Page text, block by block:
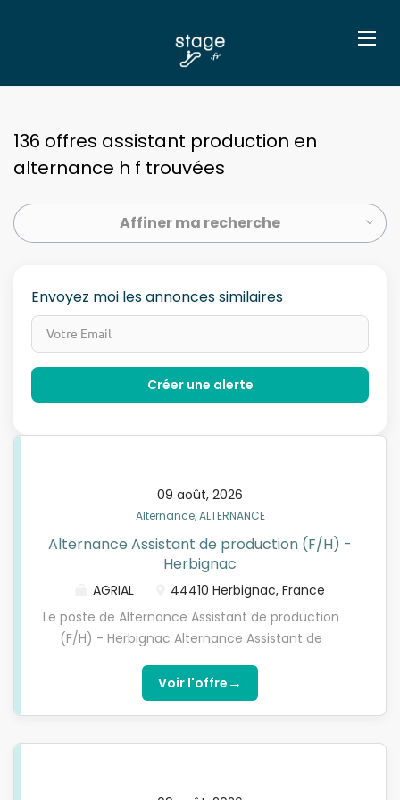
136 offres assistant production en
alternance h f trouvées
Affiner ma recherche
Envoyez moi les annonces similaires
09 août, 2026
Alternance, ALTERNANCE
Alternance Assistant de production (F/H) -
Herbignac
AGRIAL
44410 Herbignac, France
Le poste de Alternance Assistant de production
(F/H) - Herbignac Alternance Assistant de
humaine passionnante Intégrer le service
Conditionnement Produits Secs d'Herbignac, c'est
compte, où la qualité produit et la traçabilité sont
Voir l'offre →